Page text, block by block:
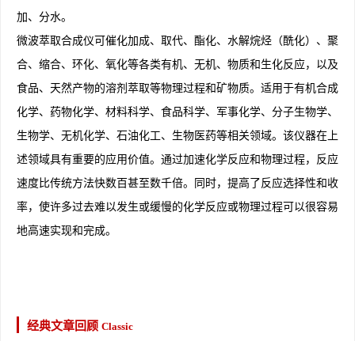
加、分水。
微波萃取合成仪可催化加成、取代、酯化、水解烷烃（酰化）、聚
合、缩合、环化、氧化等各类有机、无机、物质和生化反应，以及
食品、天然产物的溶剂萃取等物理过程和矿物质。适用于有机合成
化学、药物化学、材料科学、食品科学、军事化学、分子生物学、
生物学、无机化学、石油化工、生物医药等相关领域。该仪器在上
述领域具有重要的应用价值。通过加速化学反应和物理过程，反应
速度比传统方法快数百甚至数千倍。同时，提高了反应选择性和收
率，使许多过去难以发生或缓慢的化学反应或物理过程可以很容易
地高速实现和完成。
经典文章回顾 Classic